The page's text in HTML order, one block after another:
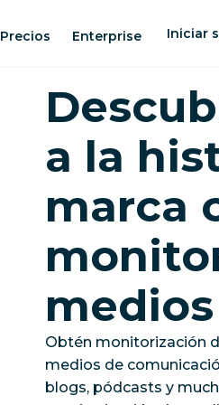
Precios Enterprise Iniciar
a la
marca
Obtén monitorización
medios de
blogs, pódcasts y